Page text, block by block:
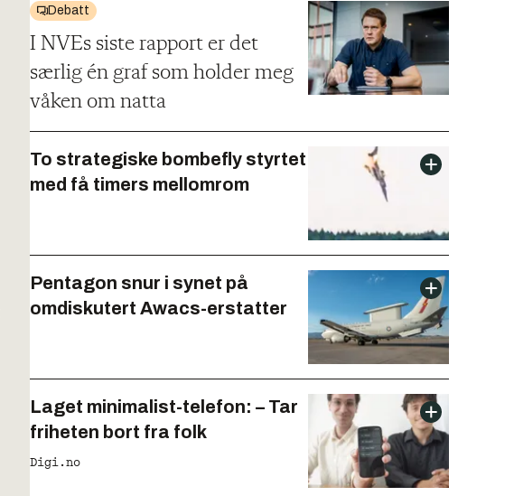
Debatt
I NVEs siste rapport er det
særlig én graf som holder meg
våken om natta
To strategiske bombefly styrtet
med få timers mellomrom
Pentagon snur i synet på
omdiskutert Awacs-erstatter
Laget minimalist-telefon: – Tar
friheten bort fra folk
Digi.no